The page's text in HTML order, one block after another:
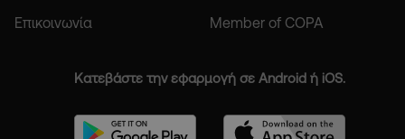
Επικοινωνία Member of COPA
Κατεβάστε την εφαρμογή σε Android ή iOS.